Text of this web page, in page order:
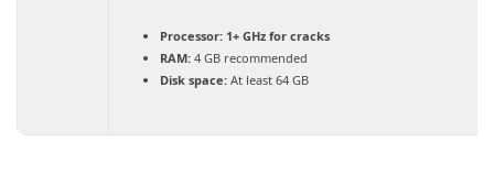
Processor: 1+ GHz for cracks
RAM: 4 GB recommended
Disk space: At least 64 GB